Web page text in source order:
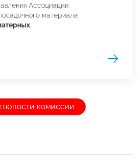
Ассоциации
материала
.
новости комиссии